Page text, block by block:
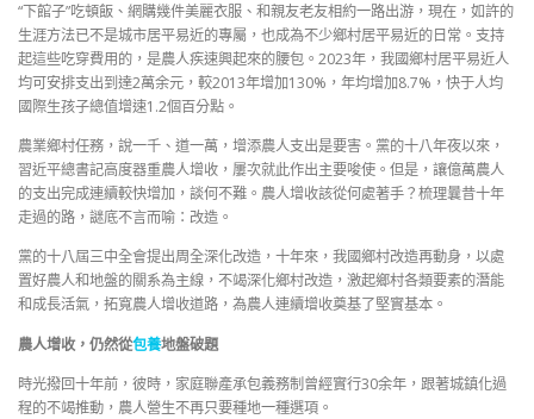
“下館子”吃頓飯、網購幾件美麗衣服、和親友老友相約一路出游，現在，如許的
生涯方法已不是城市居平易近的專屬，也成為不少鄉村居平易近的日常。支持
起這些吃穿費用的，是農人疾速興起來的腰包。2023年，我國鄉村居平易近人
均可安排支出到達2萬余元，較2013年增加130%，年均增加8.7%，快于人均
國際生孩子總值增速1.2個百分點。
農業鄉村任務，說一千、道一萬，增添農人支出是要害。黨的十八年夜以來，
習近平總書記高度器重農人增收，屢次就此作出主要唆使。但是，讓億萬農人
的支出完成連續較快增加，談何不難。農人增收該從何處著手？梳理曩昔十年
走過的路，謎底不言而喻：改造。
黨的十八屆三中全會提出周全深化改造，十年來，我國鄉村改造再動身，以處
置好農人和地盤的關系為主線，不竭深化鄉村改造，激起鄉村各類要素的潛能
和成長活氣，拓寬農人增收道路，為農人連續增收奠基了堅實基本。
農人增收，仍然從包養地盤破題
時光撥回十年前，彼時，家庭聯產承包義務制曾經實行30余年，跟著城鎮化過
程的不竭推動，農人營生不再只要種地一種選項。